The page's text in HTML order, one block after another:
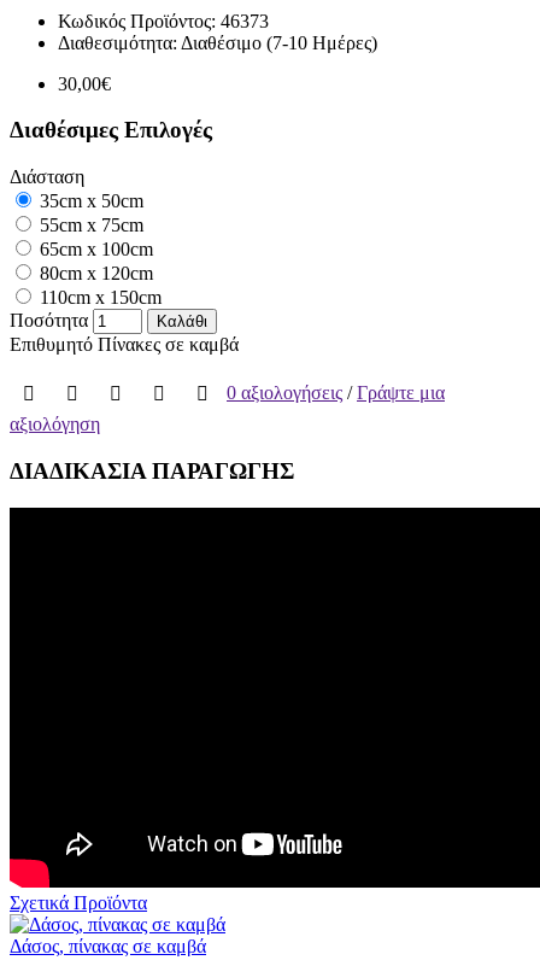
Κωδικός Προϊόντος: 46373
Διαθεσιμότητα: Διαθέσιμο (7-10 Ημέρες)
30,00€
Διαθέσιμες Επιλογές
Διάσταση
35cm x 50cm
55cm x 75cm
65cm x 100cm
80cm x 120cm
110cm x 150cm
Ποσότητα
Καλάθι
Επιθυμητό Πίνακες σε καμβά
0 αξιολογήσεις /Γράψτε μια
αξιολόγηση
ΔΙΑΔΙΚΑΣΙΑ ΠΑΡΑΓΩΓΗΣ
Σχετικά Προϊόντα
Δάσος, πίνακας σε καμβά